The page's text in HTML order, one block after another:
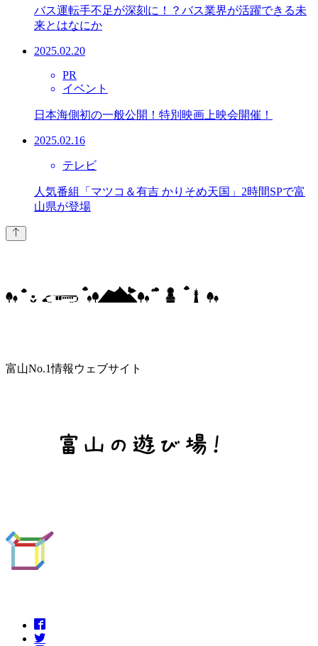
バス運転手不足が深刻に！？バス業界が活躍できる未
来とはなにか
2025.02.20
PR
イベント
日本海側初の一般公開！特別映画上映会開催！
2025.02.16
テレビ
人気番組「マツコ＆有吉 かりそめ天国」2時間SPで富
山県が登場
富山No.1情報ウェブサイト